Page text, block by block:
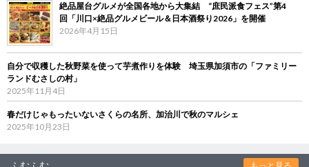
絶品屋台グルメが全国各地から大集結 “庶民派食フェス”第4
回「川口×絶品グルメビール＆日本酒祭り2026」を開催
2026年4月15日
自分で収穫した秋野菜を使って芋煮作りを体験 埼玉県加須市の「ファミリー
ランドむさしの村」
2025年11月4日
春だけじゃもったいないさくらの名所、加治川で秋のマルシェ
2025年10月23日